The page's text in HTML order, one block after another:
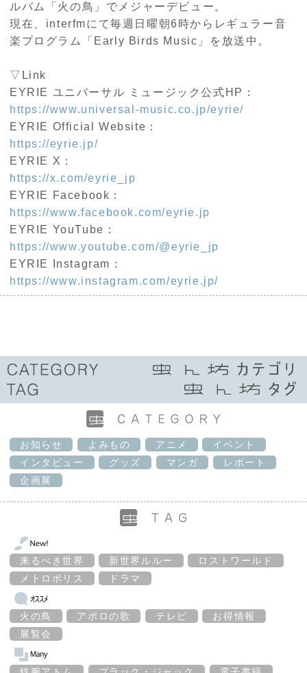
ルバム「火の鳥」でメジャーデビュー。
現在、 interfmにて毎週日曜朝6時からレギュラー音
楽プログラム「 Early Birds Music 」を放送中。
▽ Link
EYRIE ユニバーサル ミュージック公式 HP ：
https://www.universal-music.co.jp/eyrie/
EYRIE Official Website：
https://eyrie.jp/
EYRIE X：
https://x.com/eyrie_jp
EYRIE Facebook：
https://www.facebook.com/eyrie.jp
EYRIE YouTube：
https://www.youtube.com/@eyrie_jp
EYRIE Instagram：
https://www.instagram.com/eyrie.jp/
お知らせ よみもの アニメ
イベント
インタビュー
グッズ マンガ
レポート
企画展
来るべき世界 新世界ルルー
ロストワールド
メトロポリス
ドラマ
火の鳥 アポロの歌 テレビ
お得情報
展覧会